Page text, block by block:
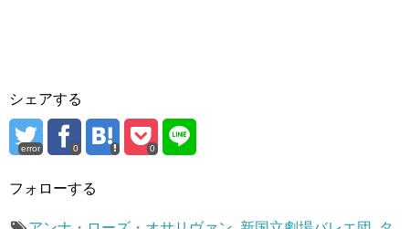
シェアする
error 0 0
フォローする